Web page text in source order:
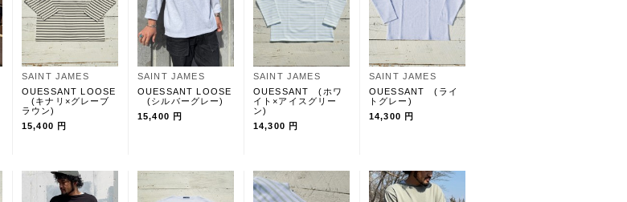
SAINT JAMES
OUESSANT LOOSE
(キナリ×グレーブ
ラウン)
15,400 円
SAINT JAMES
OUESSANT LOOSE
(シルバーグレー)
15,400 円
SAINT JAMES
OUESSANT (ホワ
イト×アイスグリー
ン)
14,300 円
SAINT JAMES
OUESSANT (ライ
トグレー)
14,300 円